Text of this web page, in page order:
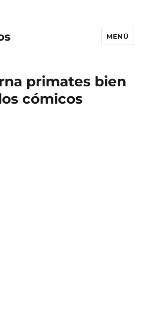
MENÚ
primates bien
cómicos